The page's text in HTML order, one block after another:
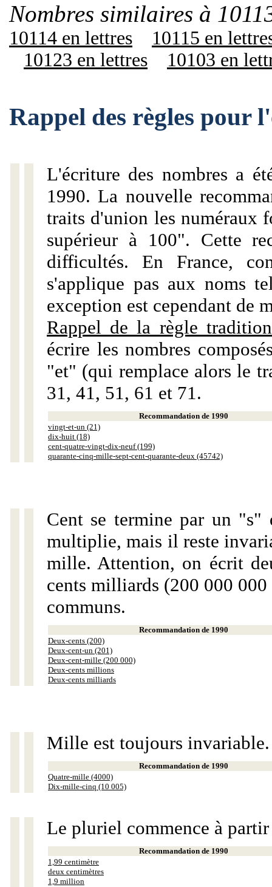
Nombres similaires à
10114 en lettres
10115 en
10123 en lettres
10103 en
Rappel des règles pour
L'écriture des nombres a
1990. La nouvelle
traits d'union les numéraux
supérieur à 100". Cette
difficultés. En France,
s'applique pas aux noms
exception est cependant de
Rappel de la règle
écrire les nombres
"et" (qui remplace alors le
31, 41, 51, 61 et 71.
Recommandation de 1990
vingt-et-un (21)
dix-huit (18)
cent-quatre-vingt-dix-neuf (199)
quarante-cinq-mille-sept-cent-quarante-deux (45742)
Cent se termine par un "s"
multiplie, mais il reste
mille. Attention, on écrit
cents milliards (200 000
communs.
Recommandation de 1990
Deux-cents (200)
Deux-cent-un (201)
Deux-cent-mille (200 000)
Deux-cents millions
Deux-cents milliards
Mille est toujours invariable.
Recommandation de 1990
Quatre-mille (4000)
Dix-mille-cinq (10 005)
Le pluriel commence à
Recommandation de 1990
1,99 centimètre
deux centimètres
1,9 million